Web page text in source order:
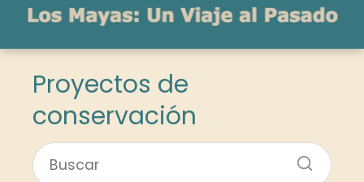
Proyectos de
conservación